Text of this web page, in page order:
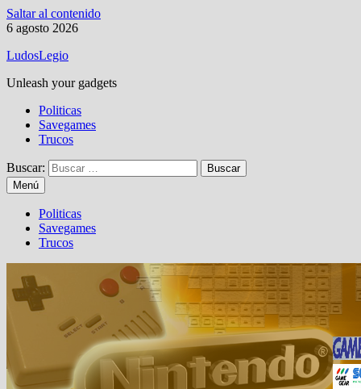
Saltar al contenido
6 agosto 2026
LudosLegio
Unleash your gadgets
Politicas
Savegames
Trucos
Buscar:
Menú
Politicas
Savegames
Trucos